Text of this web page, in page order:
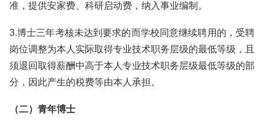
准，提供安家费、科研启动费，纳入事业编制。
3.博士三年考核未达到要求的而学校同意继续聘用的，受聘
岗位调整为本人实际取得专业技术职务层级的最低等级，且
须退回取得薪酬中高于本人专业技术职务层级最低等级的部
分，因此产生的税费等由本人承担。
（二）青年博士